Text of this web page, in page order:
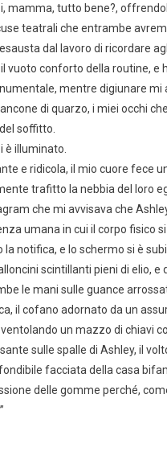
mamma, tutto bene?,
teatrali che entrambe
dal lavoro di ricordare
vuoto conforto della routine,
mentre digiunare
di quarzo, i miei occhi
soffitto.
è illuminato.
e ridicola, il mio cuore fece
trafitto la nebbia del loro
che mi avvisava che
umana in cui il corpo fisico
notifica, e lo schermo si è
scintillanti pieni di elio,
le mani sulle guance
il cofano adornato da un
un mazzo di chiavi
sulle spalle di Ashley, il
facciata della casa
delle gomme perché,